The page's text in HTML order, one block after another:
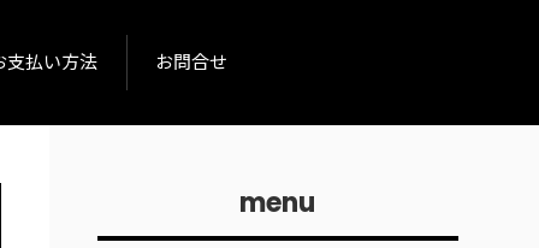
支払い方法 お問合せ
menu